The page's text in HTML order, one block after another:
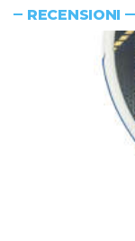
RECENSIONI